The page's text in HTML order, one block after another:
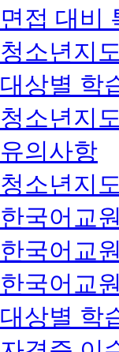
면접 대비
청소년지
대상별 학
청소년지
유의사항
청소년지
한국어교원
한국어교
한국어교
대상별 학